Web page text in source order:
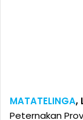
MATATELINGA,
Peternakan